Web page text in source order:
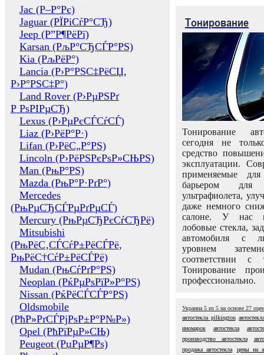
Jac (Р–Р°Рє)
Jaguar (РЇРіСѓР°СЂ)
Jeep (Р”Р¶РёРї)
Karsan (РљР°СЂСЃР°РЅ)
Kia (РљРёР°)
Lancia (Р›Р°РЅС‡РёСЏ,
Р›Р°РЅС‡Р°)
Land Rover (Р›РµРЅРґ
Р РѕРІРµСЂ)
Lexus (Р›РµРєСЃСѓСЃ)
Liaz (Р›РёР°Р·)
Lifan (Р›РёС„Р°РЅ)
Lincoln (Р›РёРЅРєРѕР»СЊРЅ)
Man (РњР°РЅ)
Mazda (РњР°Р·РґР°)
Mercedes
(РњРµСЂСЃРµРґРµСЃ)
Mercury (РњРµСЂРєСѓСЂРё)
Mitsubishi
(РњРёС‚СЃСѓР±РёСЃРё,
РњРёС†СѓР±РёСЃРё)
Mudan (РњСѓРґР°РЅ)
Neoplan (РќРµРѕРїР»Р°РЅ)
Nissan (РќРёСЃСЃР°РЅ)
Oldsmobile
(РћР»РґСЃРјРѕР±Р°Р№Р»)
Opel (РћРїРµР»СЊ)
Peugeot (РџРµР¶Рѕ)
Тонирование
Тонирование
сегодня не
средство
эксплуатации.
применяемые
барьером для
ультрафиолета,
даже немного
салоне. У нас
лобовые стекла,
автомобиля с
уровнем
соответствии с
Тонирование
профессионально.
Украина 5 из 5 на основе 27
автостекла pilkington
иномарок
автостекла
производство автостекла
продажа автостекла
цены на